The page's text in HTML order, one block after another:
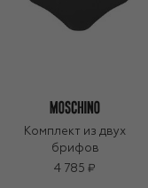
Комплект из двух
брифов
4 785 ₽